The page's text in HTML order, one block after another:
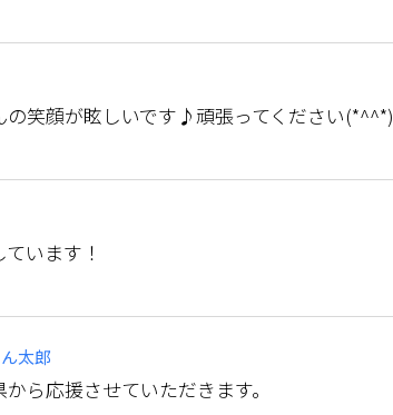
の笑顔が眩しいです♪頑張ってください(*^^*)
います！
太郎
から応援させていただきます。